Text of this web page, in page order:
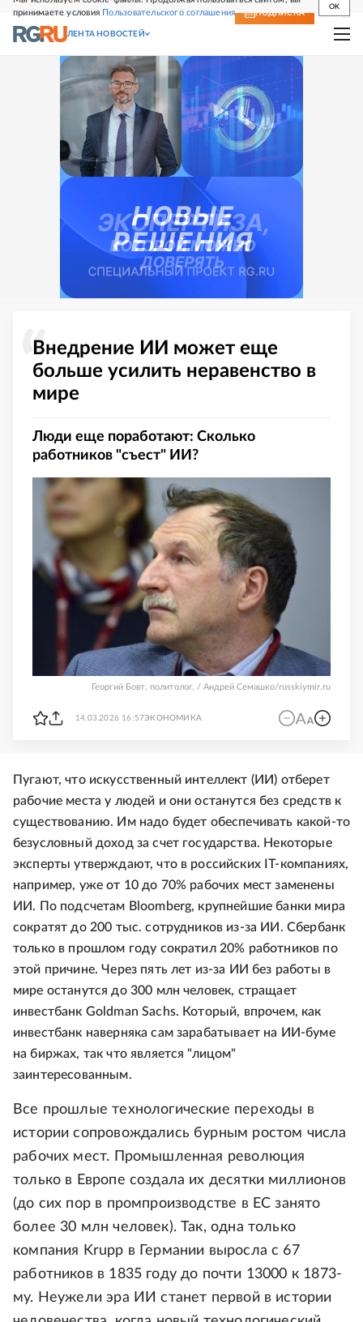
принимаете условия Пользовательского соглашения
OK
СВЕЖИЙ НОМЕР ПОДПИСКА
ЛЕНТА НОВОСТЕЙ
Внедрение ИИ может еще
больше усилить неравенство в
мире
Люди еще поработают: Сколько
работников "съест" ИИ?
Георгий Бовт, политолог. / Андрей Семашко/russkiymir.ru
14.03.2026 16:57ЭКОНОМИКА
Пугают, что искусственный интеллект (ИИ) отберет
рабочие места у людей и они останутся без средств к
существованию. Им надо будет обеспечивать какой-то
безусловный доход за счет государства. Некоторые
эксперты утверждают, что в российских IT-компаниях,
например, уже от 10 до 70% рабочих мест заменены
ИИ. По подсчетам Bloomberg, крупнейшие банки мира
сократят до 200 тыс. сотрудников из-за ИИ. Сбербанк
только в прошлом году сократил 20% работников по
этой причине. Через пять лет из-за ИИ без работы в
мире останутся до 300 млн человек, стращает
инвестбанк Goldman Sachs. Который, впрочем, как
инвестбанк наверняка сам зарабатывает на ИИ-буме
на биржах, так что является "лицом"
заинтересованным.
Все прошлые технологические переходы в
истории сопровождались бурным ростом числа
рабочих мест. Промышленная революция
только в Европе создала их десятки миллионов
(до сих пор в промпроизводстве в ЕС занято
более 30 млн человек). Так, одна только
компания Krupp в Германии выросла с 67
работников в 1835 году до почти 13000 к 1873-
му. Неужели эра ИИ станет первой в истории